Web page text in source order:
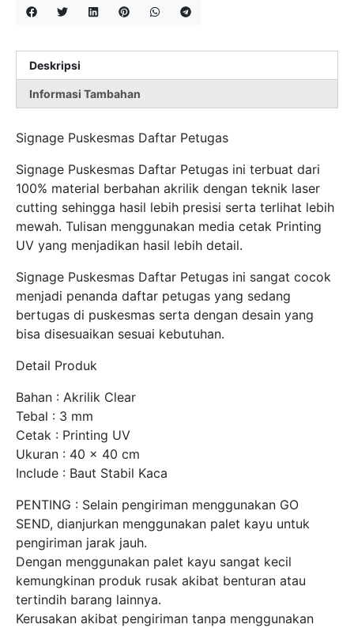
Deskripsi
Informasi Tambahan
Signage Puskesmas Daftar Petugas
Signage Puskesmas Daftar Petugas ini terbuat dari
100% material berbahan akrilik dengan teknik laser
cutting sehingga hasil lebih presisi serta terlihat lebih
mewah. Tulisan menggunakan media cetak Printing
UV yang menjadikan hasil lebih detail.
Signage Puskesmas Daftar Petugas ini sangat cocok
menjadi penanda daftar petugas yang sedang
bertugas di puskesmas serta dengan desain yang
bisa disesuaikan sesuai kebutuhan.
Detail Produk
Bahan : Akrilik Clear
Tebal : 3 mm
Cetak : Printing UV
Ukuran : 40 x 40 cm
Include : Baut Stabil Kaca
PENTING : Selain pengiriman menggunakan GO
SEND, dianjurkan menggunakan palet kayu untuk
pengiriman jarak jauh.
Dengan menggunakan palet kayu sangat kecil
kemungkinan produk rusak akibat benturan atau
tertindih barang lainnya.
Kerusakan akibat pengiriman tanpa menggunakan